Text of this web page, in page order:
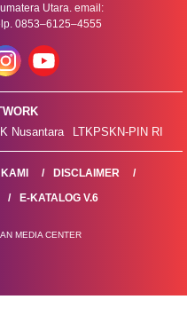
Utara. email:
0853–6125–4555
Nusantara LTKPSKN-PIN RI
DISCLAIMER
E-KATALOG V.6
MEDIA CENTER